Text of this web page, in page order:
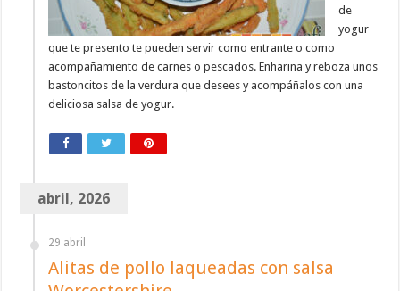
de
yogur
que te presento te pueden servir como entrante o como
acompañamiento de carnes o pescados. Enharina y reboza unos
bastoncitos de la verdura que desees y acompáñalos con una
deliciosa salsa de yogur.
abril, 2026
29 abril
Alitas de pollo laqueadas con salsa